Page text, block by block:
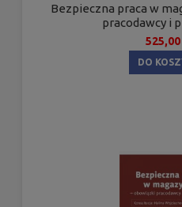
Bezpieczna praca w
pracodawcy i
525,00
DO